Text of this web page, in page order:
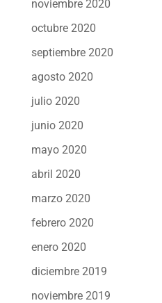
noviembre 2020
octubre 2020
septiembre 2020
agosto 2020
julio 2020
junio 2020
mayo 2020
abril 2020
marzo 2020
febrero 2020
enero 2020
diciembre 2019
noviembre 2019